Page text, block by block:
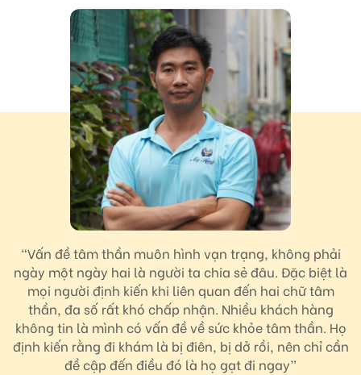
“Vấn đề tâm thần muôn hình vạn trạng, không phải
ngày một ngày hai là người ta chia sẻ đâu. Đặc biệt là
mọi người định kiến khi liên quan đến hai chữ tâm
thần, đa số rất khó chấp nhận. Nhiều khách hàng
không tin là mình có vấn đề về sức khỏe tâm thần. Họ
định kiến rằng đi khám là bị điên, bị dở rồi, nên chỉ cần
đề cập đến điều đó là họ gạt đi ngay”